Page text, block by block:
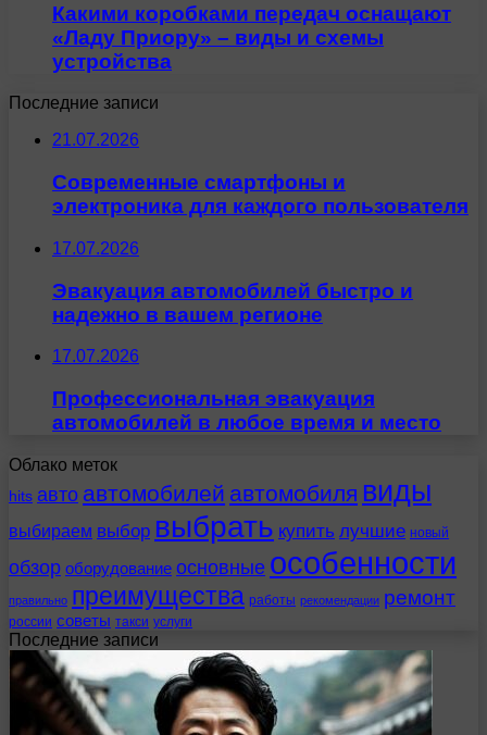
Какими коробками передач оснащают
«Ладу Приору» – виды и схемы
устройства
Последние записи
21.07.2026
Современные смартфоны и
электроника для каждого пользователя
17.07.2026
Эвакуация автомобилей быстро и
надежно в вашем регионе
17.07.2026
Профессиональная эвакуация
автомобилей в любое время и место
Облако меток
hits авто автомобилей автомобиля виды
выбираем выбор выбрать купить лучшие новый
обзор оборудование основные особенности
правильно преимущества работы рекомендации ремонт
россии советы такси услуги
Последние записи